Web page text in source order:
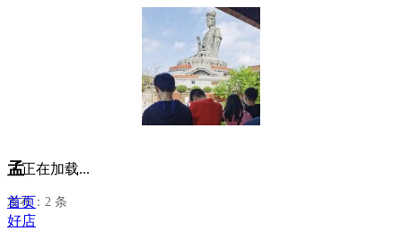
孟
发布：2 条
正在加载...
首页
好店